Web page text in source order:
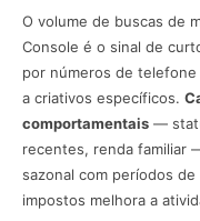
O volume de buscas de
Console é o sinal de
por números de telefone
a criativos específicos.
comportamentais —
recentes, renda familiar
sazonal com períodos
impostos melhora a